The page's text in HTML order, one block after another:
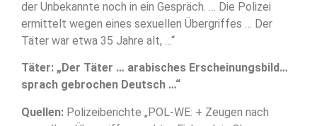
der Unbekannte noch in ein Gespräch. … Die Polizei
ermittelt wegen eines sexuellen Übergriffes … Der
Täter war etwa 35 Jahre alt, …“
Täter: „Der Täter … arabisches Erscheinungsbild…
sprach gebrochen Deutsch …“
Quellen: Polizeiberichte „POL-WE: + Zeugen nach